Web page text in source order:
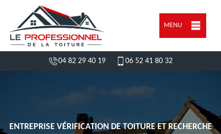
MENU
04 82 29 40 19 06 52 41 80 32
ENTREPRISE VÉRIFICATION DE TOITURE ET RECHERCHE